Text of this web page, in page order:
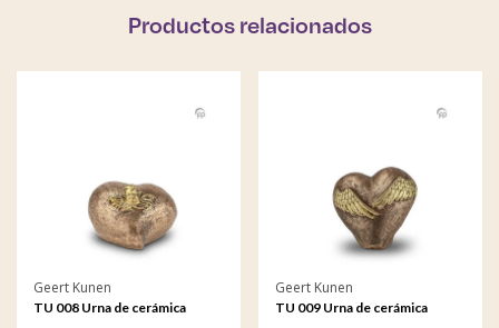
Productos relacionados
Geert Kunen
TU 008 Urna de cerámica
Geert Kunen
TU 009 Urna de cerámica